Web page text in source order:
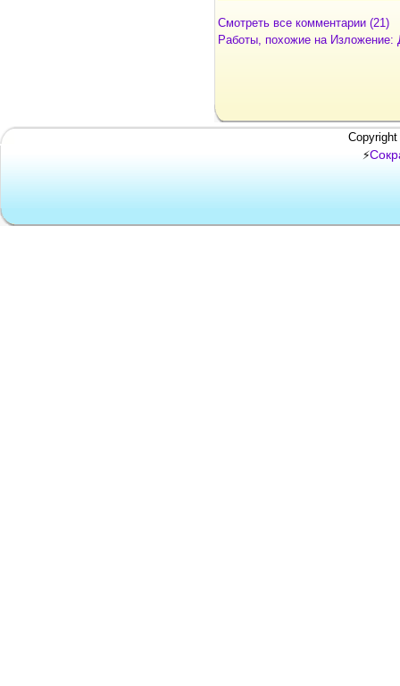
Смотреть все комментарии (21)
Работы, похожие на
⚡